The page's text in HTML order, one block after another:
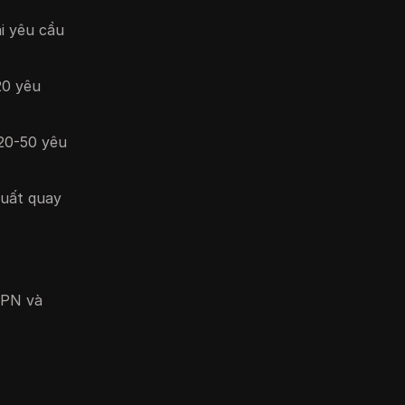
yêu cầu
yêu
50 yêu
quay
và